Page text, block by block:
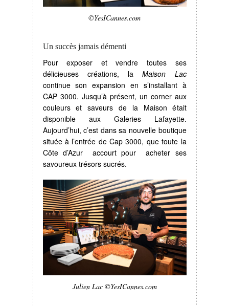
©YesICannes.com
Un succès jamais démenti
Pour exposer et vendre toutes ses
délicieuses créations, laMaison Lac
continue son expansion en s’installant à
CAP 3000. Jusqu’à présent, un corner aux
couleurs et saveurs de la Maison était
disponible aux Galeries Lafayette.
Aujourd’hui, c’est dans sa nouvelle boutique
située à l’entrée de Cap 3000, que toute la
Côte d’Azur accourt pour acheter ses
savoureux trésors sucrés.
Julien Lac ©YesICannes.com